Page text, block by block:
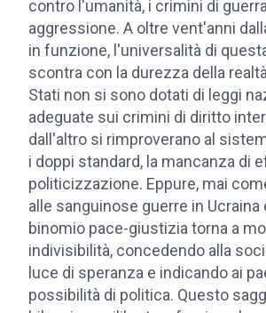
contro l'umanità, i crimini di
aggressione. A oltre vent'anni
in funzione, l'universalità di
scontra con la durezza della
Stati non si sono dotati di leggi
adeguate sui crimini di diritto
dall'altro si rimproverano al
i doppi standard, la mancanza di
politicizzazione. Eppure, mai
alle sanguinose guerre in Ucraina
binomio pace-giustizia torna a
indivisibilità, concedendo alla
luce di speranza e indicando ai
possibilità di politica. Questo